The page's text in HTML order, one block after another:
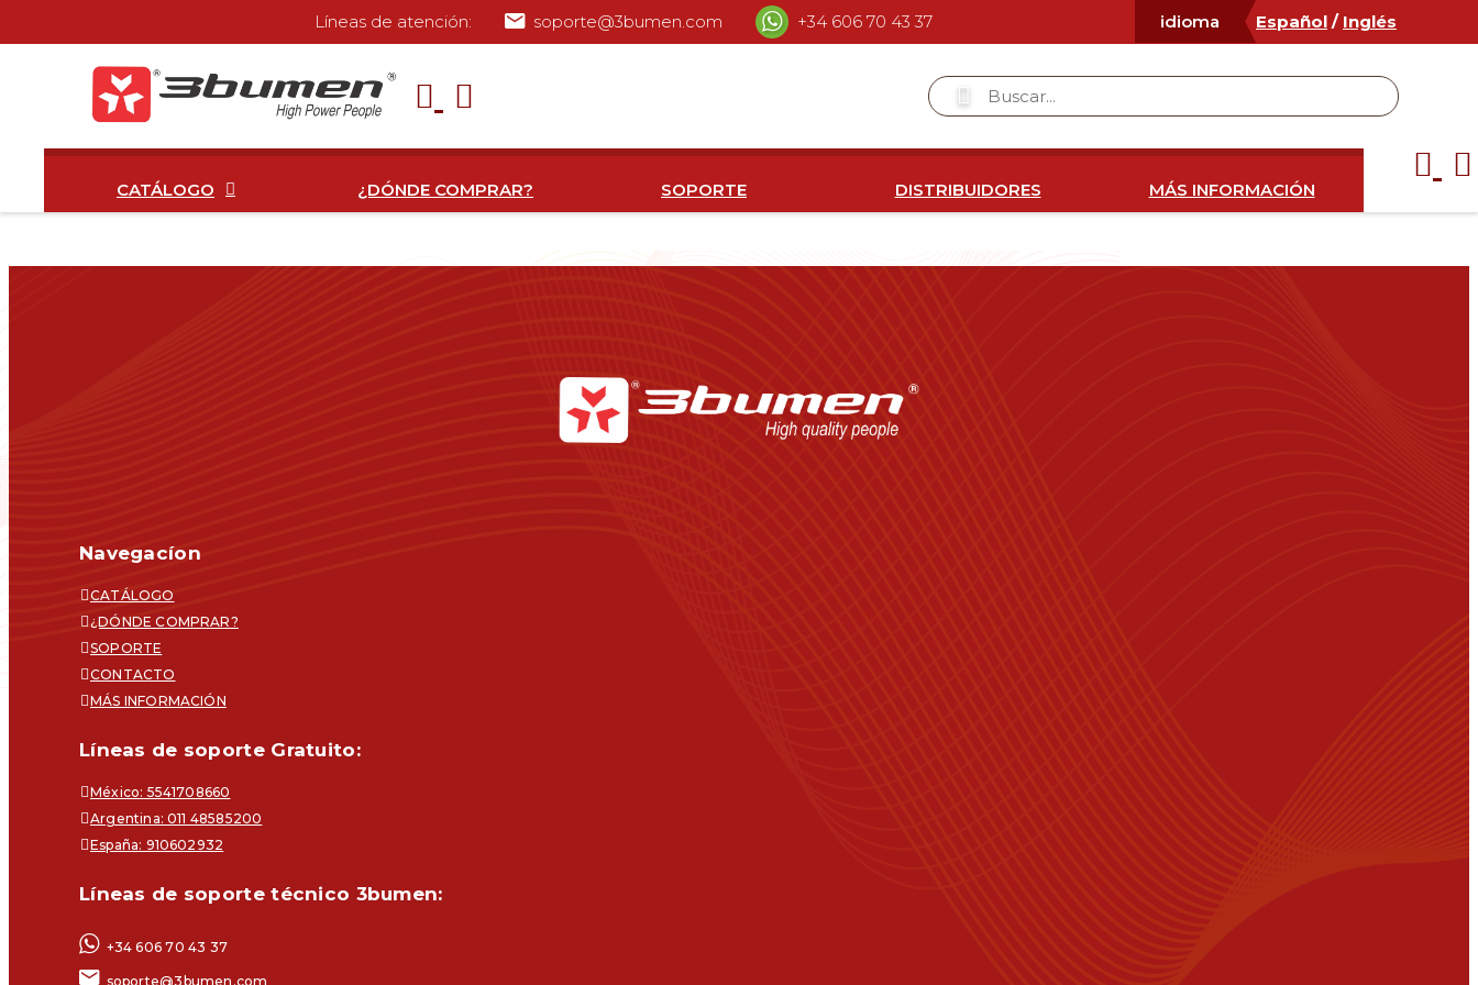
Líneas de atención: soporte@3bumen.com +34 606 70 43 37 idioma Español / Inglés
CATÁLOGO ¿DÓNDE COMPRAR? SOPORTE DISTRIBUIDORES MÁS INFORMACIÓN
Navegacíon
CATÁLOGO
¿DÓNDE COMPRAR?
SOPORTE
CONTACTO
MÁS INFORMACIÓN
Líneas de soporte Gratuito:
México: 5541708660
Argentina: 011 48585200
España: 910602932
Líneas de soporte técnico 3bumen:
+34 606 70 43 37
soporte@3bumen.com